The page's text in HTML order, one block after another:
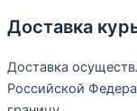
Доставка
Доставка
Российской